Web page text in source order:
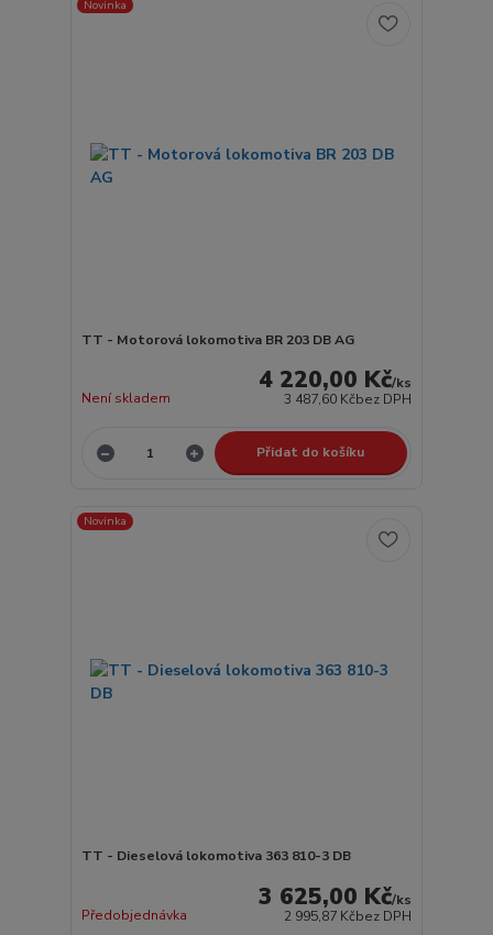
Novinka
TT - Motorová lokomotiva BR 203 DB AG
4 220,00 Kč/ks
3 487,60 Kčbez DPH
Není skladem
Přidat do košíku
Novinka
TT - Dieselová lokomotiva 363 810-3 DB
3 625,00 Kč/ks
2 995,87 Kčbez DPH
Předobjednávka